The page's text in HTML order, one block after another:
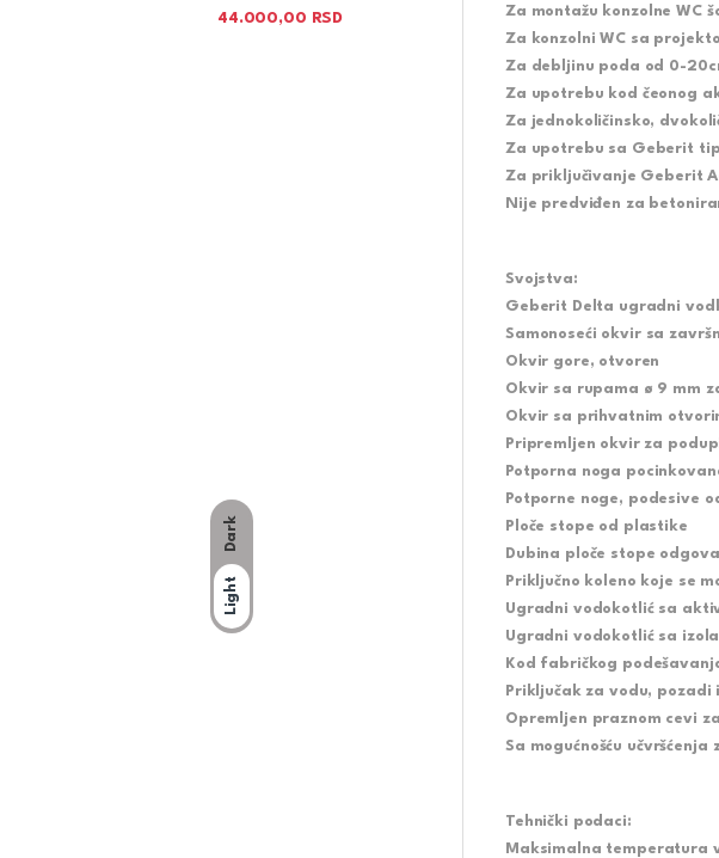
Dark
Light
Za montažu konzolne WC
Za konzolni WC sa
Za debljinu poda od 0-
Za upotrebu kod čeonog
Za jednokoličinsko,
Za upotrebu sa Geberit
Za priključivanje Geberit
Nije predviđen za
Svojstva:
Geberit Delta ugradni
Samonoseći okvir sa
Okvir gore, otvoren
Okvir sa rupama ø 9 mm
Okvir sa prihvatnim
Pripremljen okvir za
Potporna noga
Potporne noge, podesive
Ploče stope od plastike
Dubina ploče stope
Priključno koleno koje se
Ugradni vodokotlić sa
Ugradni vodokotlić sa
Kod fabričkog
Priključak za vodu,
Opremljen praznom cevi
Sa mogućnošću
Tehnički podaci:
Maksimalna temperatura
44.000,00 RSD